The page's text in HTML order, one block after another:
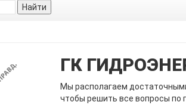
Найти
ГК
Мы располагаем
чтобы решить все вопросы по